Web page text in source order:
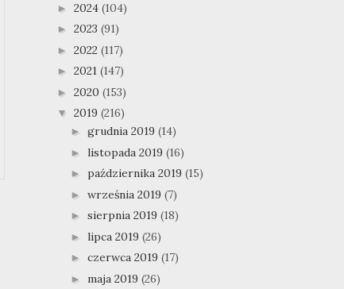
► 2024 (104)
► 2023 (91)
► 2022 (117)
► 2021 (147)
► 2020 (153)
▼ 2019 (216)
► grudnia 2019 (14)
► listopada 2019 (16)
► października 2019 (15)
► września 2019 (7)
► sierpnia 2019 (18)
► lipca 2019 (26)
► czerwca 2019 (17)
► maja 2019 (26)